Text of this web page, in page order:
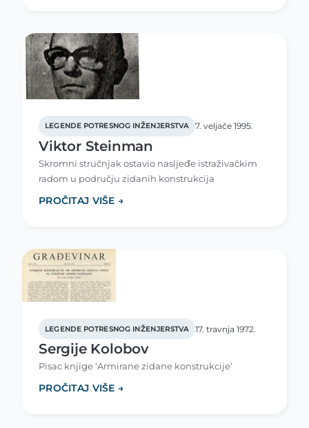
LEGENDE POTRESNOG INŽENJERSTVA 7. veljače 1995.
Viktor Steinman
Skromni stručnjak ostavio nasljeđe istraživačkim
radom u području zidanih konstrukcija
PROČITAJ VIŠE →
LEGENDE POTRESNOG INŽENJERSTVA 17. travnja 1972.
Sergije Kolobov
Pisac knjige ‘Armirane zidane konstrukcije‘
PROČITAJ VIŠE →